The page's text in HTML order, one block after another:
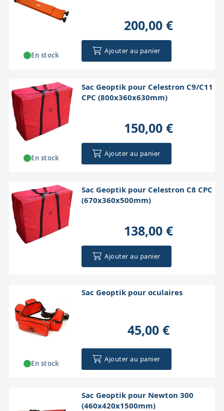
200,00 €
Ajouter au panier
En stock
Sac Geoptik pour Celestron C9/C11
CPC (800x360x630mm)
150,00 €
Ajouter au panier
En stock
Sac Geoptik pour Celestron C8 CPC
(670x360x500mm)
138,00 €
Ajouter au panier
Sac Geoptik pour oculaires
45,00 €
Ajouter au panier
En stock
Sac Geoptik pour Newton 300
(460x420x1500mm)